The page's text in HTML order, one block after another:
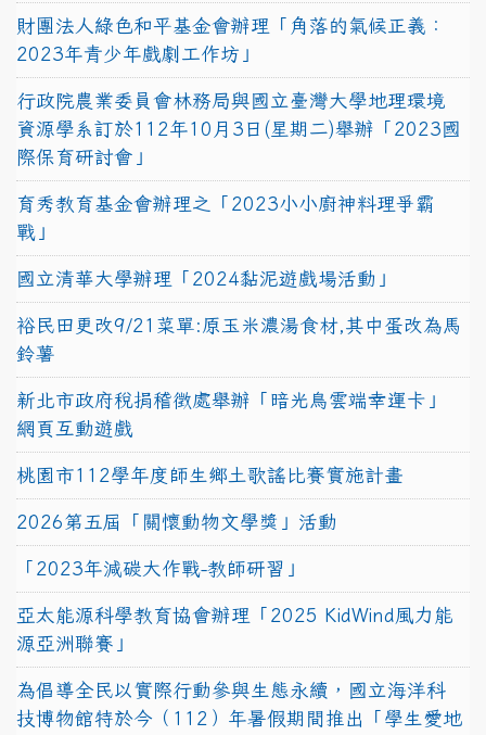
財團法人綠色和平基金會辦理「角落的氣候正義：
2023年青少年戲劇工作坊」
行政院農業委員會林務局與國立臺灣大學地理環境
資源學系訂於112年10月3日(星期二)舉辦「2023國
際保育研討會」
育秀教育基金會辦理之「2023小小廚神料理爭霸
戰」
國立清華大學辦理「2024黏泥遊戲場活動」
裕民田更改9/21菜單:原玉米濃湯食材,其中蛋改為馬
鈴薯
新北市政府稅捐稽徵處舉辦「暗光鳥雲端幸運卡」
網頁互動遊戲
桃園市112學年度師生鄉土歌謠比賽實施計畫
2026第五屆「關懷動物文學獎」活動
「2023年減碳大作戰-教師研習」
亞太能源科學教育協會辦理「2025 KidWind風力能
源亞洲聯賽」
為倡導全民以實際行動參與生態永續，國立海洋科
技博物館特於今（112）年暑假期間推出「學生愛地